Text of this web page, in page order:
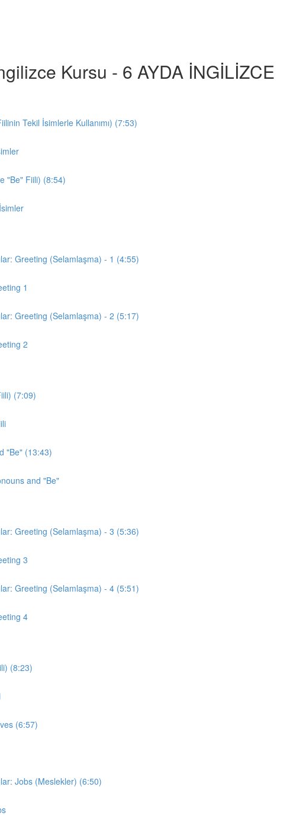
Kursu - 6 AYDA İNGİLİZCE
Tekil İsimlerle Kullanımı) (7:53)
"Be" Fiili) (8:54)
Greeting (Selamlaşma) - 1 (4:55)
1
Greeting (Selamlaşma) - 2 (5:17)
2
(7:09)
"Be" (13:43)
and "Be"
Greeting (Selamlaşma) - 3 (5:36)
3
Greeting (Selamlaşma) - 4 (5:51)
4
(8:23)
(6:57)
Jobs (Meslekler) (6:50)